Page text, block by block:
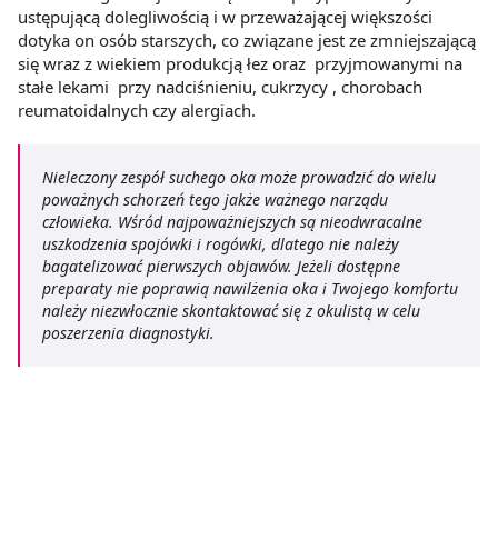
ustępującą dolegliwością i w przeważającej większości
dotyka on osób starszych, co związane jest ze zmniejszającą
się wraz z wiekiem produkcją łez oraz przyjmowanymi na
stałe lekami przy nadciśnieniu, cukrzycy , chorobach
reumatoidalnych czy alergiach.
Nieleczony zespół suchego oka może prowadzić do wielu
poważnych schorzeń tego jakże ważnego narządu
człowieka. Wśród najpoważniejszych są nieodwracalne
uszkodzenia spojówki i rogówki, dlatego nie należy
bagatelizować pierwszych objawów. Jeżeli dostępne
preparaty nie poprawią nawilżenia oka i Twojego komfortu
należy niezwłocznie skontaktować się z okulistą w celu
poszerzenia diagnostyki.